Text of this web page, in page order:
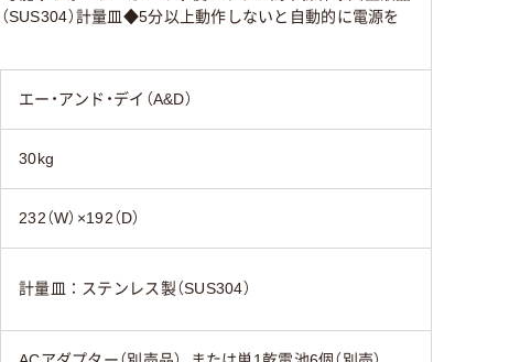
）計量皿◆5分以上動作しないと自動的に電源を
エー・アンド・デイ（A&D）
30kg
232（W）×192（D）
計量皿：ステンレス製（SUS304）